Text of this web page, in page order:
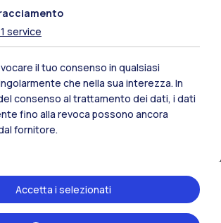
1 service
il tuo consenso in qualsiasi
che nella sua interezza. In
consenso al trattamento dei dati, i dati
fino alla revoca possono ancora
fornitore.
Accetta i selezionati